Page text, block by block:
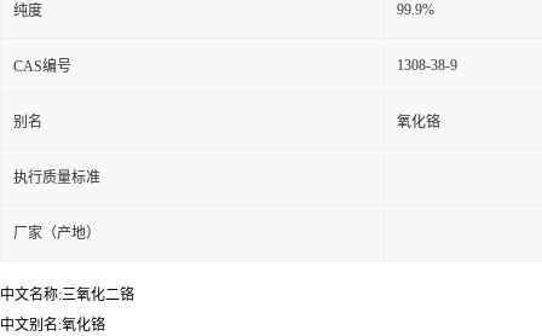
纯度 99.9%
CAS编号 1308-38-9
别名 氧化铬
执行质量标准
厂家（产地）
中文名称:三氧化二铬
中文别名:氧化铬